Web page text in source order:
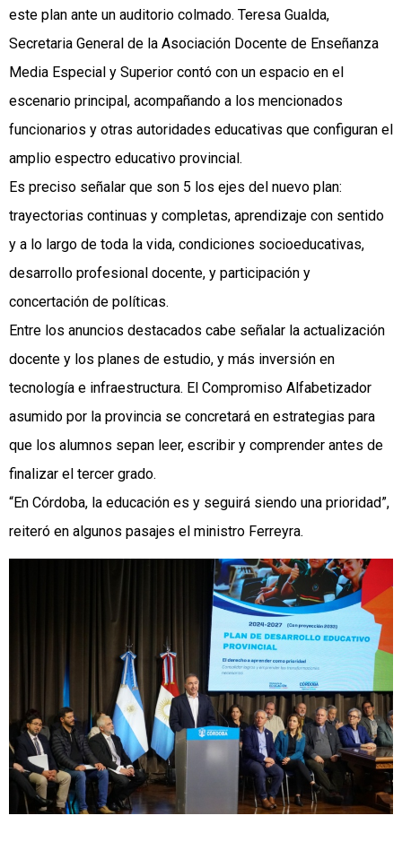
este plan ante un auditorio colmado. Teresa Gualda,
Secretaria General de la Asociación Docente de Enseñanza
Media Especial y Superior contó con un espacio en el
escenario principal, acompañando a los mencionados
funcionarios y otras autoridades educativas que configuran el
amplio espectro educativo provincial.
Es preciso señalar que son 5 los ejes del nuevo plan:
trayectorias continuas y completas, aprendizaje con sentido
y a lo largo de toda la vida, condiciones socioeducativas,
desarrollo profesional docente, y participación y
concertación de políticas.
Entre los anuncios destacados cabe señalar la actualización
docente y los planes de estudio, y más inversión en
tecnología e infraestructura. El Compromiso Alfabetizador
asumido por la provincia se concretará en estrategias para
que los alumnos sepan leer, escribir y comprender antes de
finalizar el tercer grado.
“En Córdoba, la educación es y seguirá siendo una prioridad”,
reiteró en algunos pasajes el ministro Ferreyra.